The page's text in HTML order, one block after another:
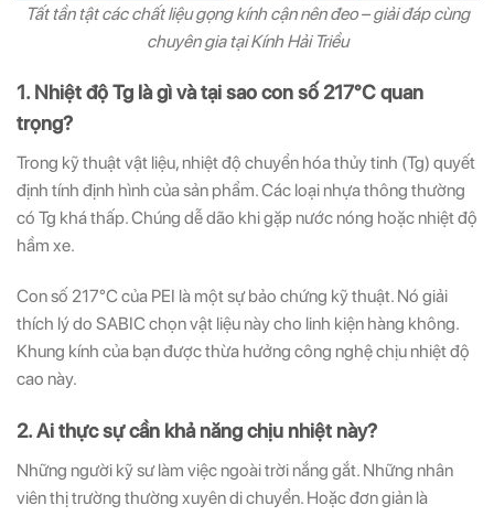
Tất tần tật các chất liệu gọng kính cận nên đeo – giải đáp cùng
chuyên gia tại Kính Hải Triều
1. Nhiệt độ Tg là gì và tại sao con số 217°C quan
trọng?
Trong kỹ thuật vật liệu, nhiệt độ chuyển hóa thủy tinh (Tg) quyết
định tính định hình của sản phẩm. Các loại nhựa thông thường
có Tg khá thấp. Chúng dễ dão khi gặp nước nóng hoặc nhiệt độ
hầm xe.
Con số 217°C của PEI là một sự bảo chứng kỹ thuật. Nó giải
thích lý do SABIC chọn vật liệu này cho linh kiện hàng không.
Khung kính của bạn được thừa hưởng công nghệ chịu nhiệt độ
cao này.
2. Ai thực sự cần khả năng chịu nhiệt này?
Những người kỹ sư làm việc ngoài trời nắng gắt. Những nhân
viên thị trường thường xuyên di chuyển. Hoặc đơn giản là